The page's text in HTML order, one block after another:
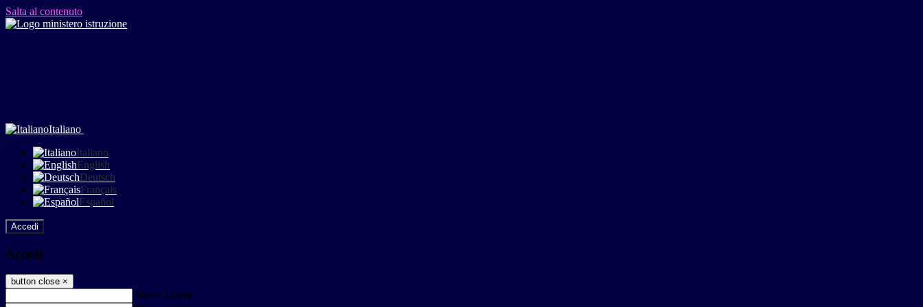
Salta al contenuto
Italiano
Italiano
English
Deutsch
Français
Español
Accedi
Accedi
button close ×
Nome Utente